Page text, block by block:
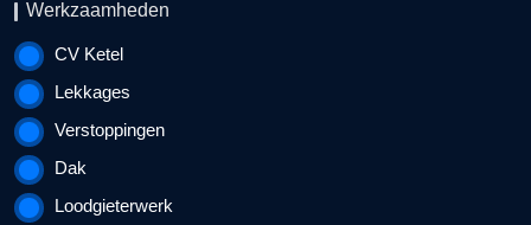
Werkzaamheden
CV Ketel
Lekkages
Verstoppingen
Dak
Loodgieterwerk